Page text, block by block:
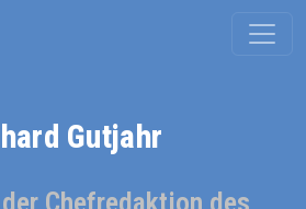
Gutjahr
Chefredaktion des